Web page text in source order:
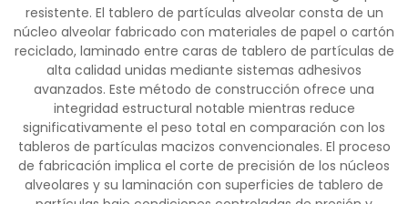
resistente. El tablero de partículas alveolar consta de un
núcleo alveolar fabricado con materiales de papel o cartón
reciclado, laminado entre caras de tablero de partículas de
alta calidad unidas mediante sistemas adhesivos
avanzados. Este método de construcción ofrece una
integridad estructural notable mientras reduce
significativamente el peso total en comparación con los
tableros de partículas macizos convencionales. El proceso
de fabricación implica el corte de precisión de los núcleos
alveolares y su laminación con superficies de tablero de